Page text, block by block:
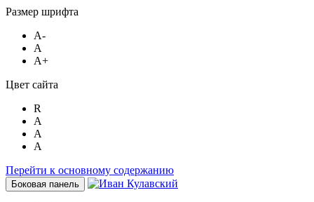
Размер шрифта
A-
A
A+
Цвет сайта
R
A
A
A
Перейти к основному содержанию
Боковая панель